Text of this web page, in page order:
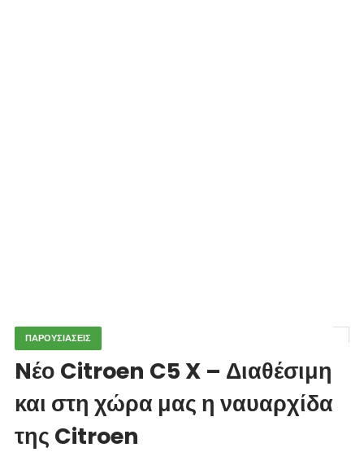
ΠΑΡΟΥΣΙΑΣΕΙΣ
Nέο Citroen C5 X – Διαθέσιμη
και στη χώρα μας η ναυαρχίδα
της Citroen